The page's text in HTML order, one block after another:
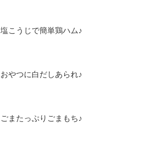
塩こうじで簡単鶏ハム♪
おやつに白だしあられ♪
ごまたっぷりごまもち♪